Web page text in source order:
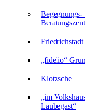
Begegnungs-
Friedrichstadt
„fidelio“
Klotzsche
„im
Laubegast“